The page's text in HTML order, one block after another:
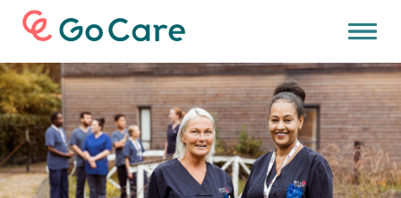
För arbetsgivare